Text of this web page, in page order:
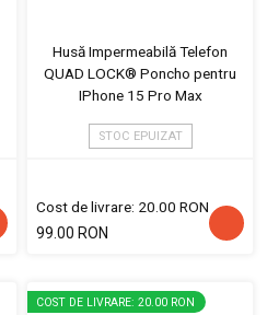
Husă Impermeabilă Telefon
QUAD LOCK® Poncho pentru
IPhone 15 Pro Max
STOC EPUIZAT
Cost de livrare: 20.00 RON
99.00 RON
COST DE LIVRARE: 20.00 RON